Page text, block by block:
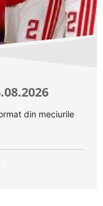
din meciurile